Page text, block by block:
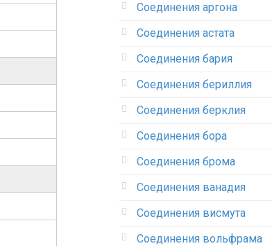
Соединения аргона‎
Соединения астата‎
Соединения бария
Соединения бериллия‎
Соединения берклия
Соединения бора‎
Соединения брома‎
Соединения ванадия‎
Соединения висмута
Соединения вольфрама‎